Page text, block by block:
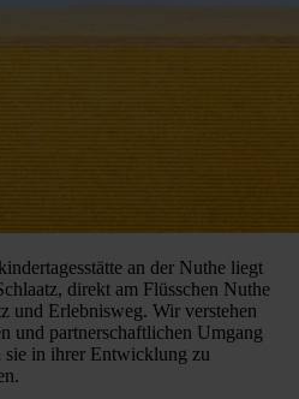
an der Nuthe liegt
direkt am Flüsschen Nuthe
und Erlebnisweg. Wir verstehen
und partnerschaftlichen Umgang
in ihrer Entwicklung zu